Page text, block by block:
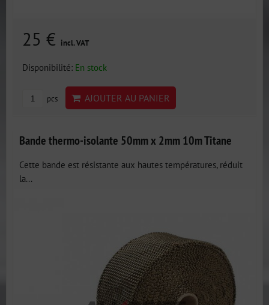
25 € incl. VAT
Disponibilité: En stock
pcs AJOUTER AU PANIER
Bande thermo-isolante 50mm x 2mm 10m Titane
Cette bande est résistante aux hautes températures, réduit
la...